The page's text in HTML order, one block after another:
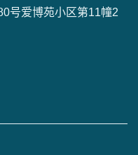
号爱博苑小区第11幢2